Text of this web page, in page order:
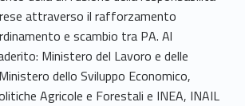
attraverso il rafforzamento
e scambio tra PA. Al
Ministero del Lavoro e delle
dello Sviluppo Economico,
Agricole e Forestali e INEA, INAIL